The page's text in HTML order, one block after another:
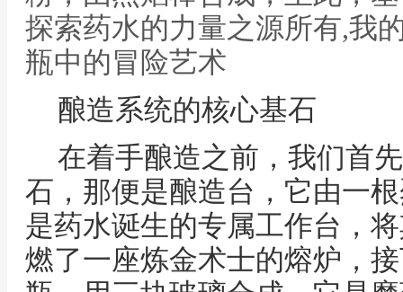
探索药水的力量之源所有,我
瓶中的冒险艺术
酿造系统的核心基石
在着手酿造之前，我们首
石，那便是酿造台，它由一
是药水诞生的专属工作台，
燃了一座炼金术士的熔炉，